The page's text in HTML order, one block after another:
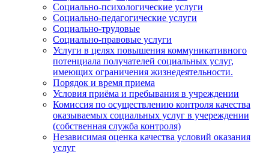
Социально-психологические услуги
Социально-педагогические услуги
Социально-трудовые
Социально-правовые услуги
Услуги в целях повышения коммуникативного
потенциала получателей социальных услуг,
имеющих ограничения жизнедеятельности.
Порядок и время приема
Условия приёма и пребывания в учреждении
Комиссия по осуществлению контроля качества
оказываемых социальных услуг в учереждении
(собственная служба контроля)
Независимая оценка качества условий оказания
услуг